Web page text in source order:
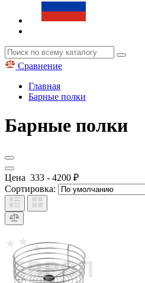
Сравнение
Главная
Барные полки
Барные полки
Цена 333 - 4200 ₽
Сортировка: